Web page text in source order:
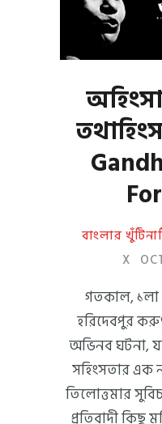
বাংলার
X
গতকাল, ১লা
হরিদেবপুর
অভিনব ঘটনা,
সহিংসতার এক
তিলোত্তমার
প্রতিবাদী কিছু